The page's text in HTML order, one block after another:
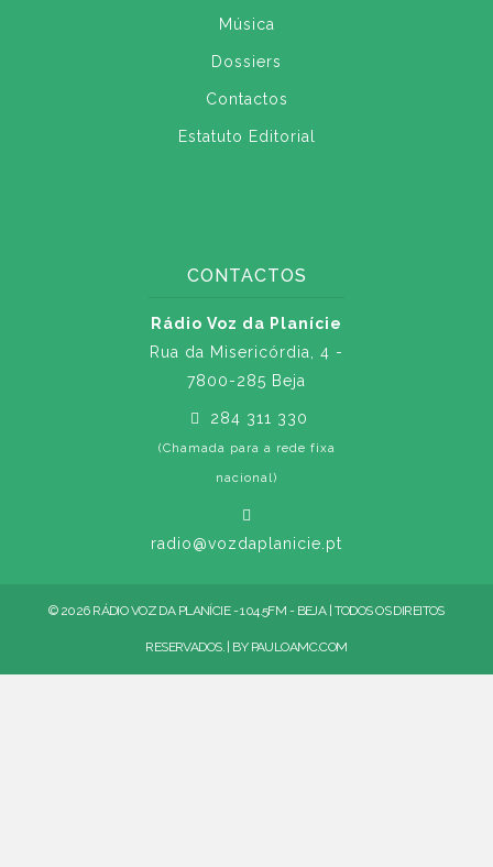
Música
Dossiers
Contactos
Estatuto Editorial
CONTACTOS
Rádio Voz da Planície
Rua da Misericórdia, 4 -
7800-285 Beja
284 311 330
(Chamada para a rede fixa
nacional)
radio@vozdaplanicie.pt
© 2026 RÁDIO VOZ DA PLANÍCIE - 104.5FM - BEJA | TODOS OS DIREITOS
RESERVADOS. | BY PAULOAMC.COM